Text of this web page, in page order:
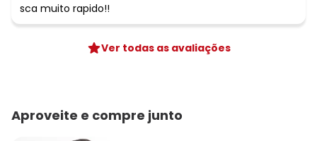
sca muito rapido!!
Ver todas as avaliações
Aproveite e compre junto